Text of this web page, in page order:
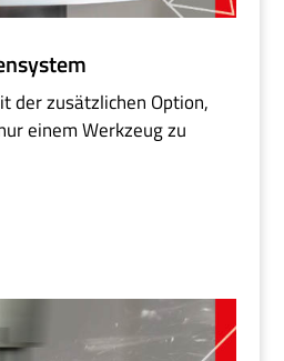
der zusätzlichen Option,
einem Werkzeug zu